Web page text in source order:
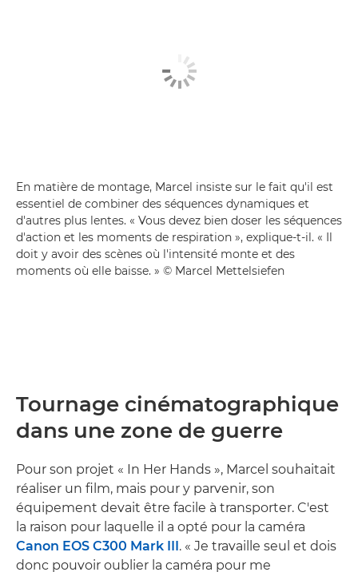
En matière de montage, Marcel insiste sur le fait qu'il est
essentiel de combiner des séquences dynamiques et
d'autres plus lentes. « Vous devez bien doser les séquences
d'action et les moments de respiration », explique-t-il. « Il
doit y avoir des scènes où l'intensité monte et des
moments où elle baisse. » © Marcel Mettelsiefen
Tournage cinématographique
dans une zone de guerre
Pour son projet « In Her Hands », Marcel souhaitait
réaliser un film, mais pour y parvenir, son
équipement devait être facile à transporter. C'est
la raison pour laquelle il a opté pour la caméra
Canon EOS C300 Mark III. « Je travaille seul et dois
donc pouvoir oublier la caméra pour me